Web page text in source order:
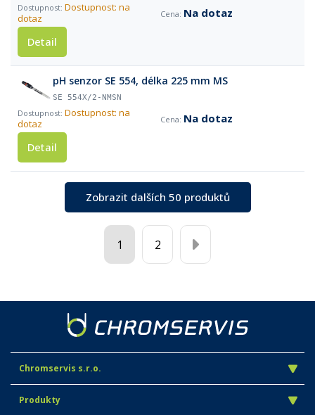
Dostupnost: na
dotaz
Na dotaz
Detail
pH senzor SE 554, délka 225 mm MS
SE 554X/2-NMSN
Dostupnost: na
dotaz
Na dotaz
Detail
Zobrazit dalších 50 produktů
1 2
Chromservis s.r.o.
Produkty